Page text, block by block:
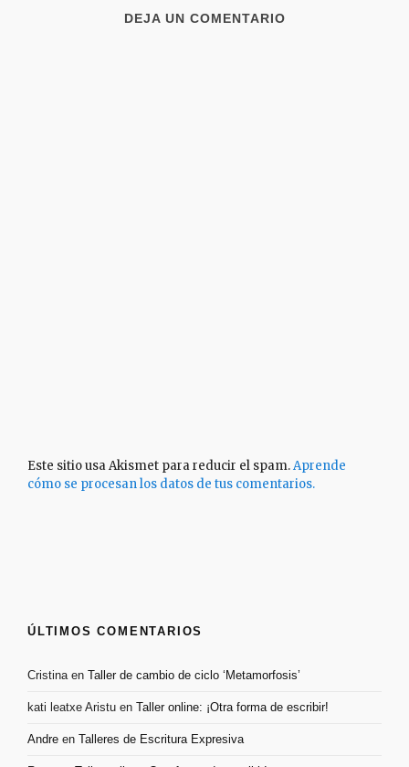
DEJA UN COMENTARIO
Este sitio usa Akismet para reducir el spam.Aprende
cómo se procesan los datos de tus comentarios.
ÚLTIMOS COMENTARIOS
Cristinaen Taller de cambio de ciclo ‘Metamorfosis’
kati leatxe Aristu en Taller online: ¡Otra forma de escribir!
Andre en Talleres de Escritura Expresiva